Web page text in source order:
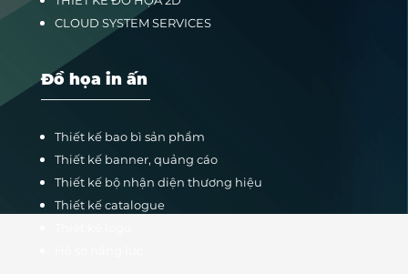
CLOUD SYSTEM SERVICES
Đồ họa in ấn
Thiết kế bao bì sản phẩm
Thiết kế banner, quảng cáo
Thiết kế bộ nhận diện thương hiệu
Thiết kế catalogue